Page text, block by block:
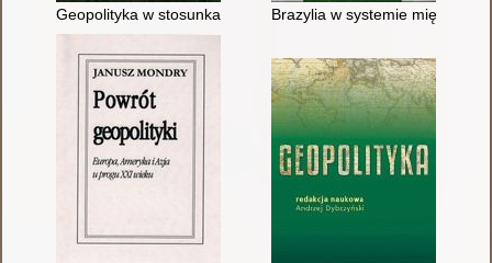
Geopolityka w stosunkach polsko-rosyjskich
Brazylia w systemie